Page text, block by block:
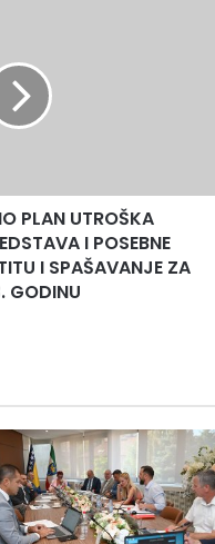
PLAN UTROŠKA
I POSEBNE
I SPAŠAVANJE ZA
GODINU